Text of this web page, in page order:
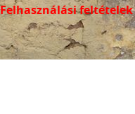
Felhasználási feltételek